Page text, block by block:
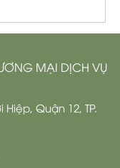
MẠI DỊCH VỤ
Hiệp, Quận 12, TP.